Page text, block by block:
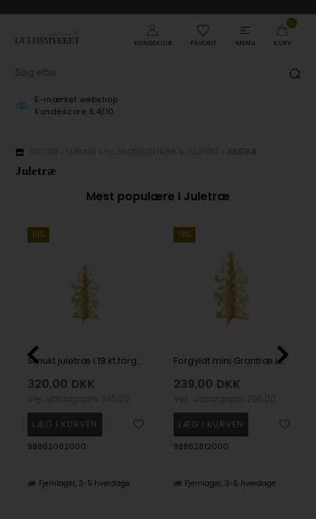
KUNDEKLUB FAVORIT MENU
0
KURV
»JULETRÆ
Juletræ
Mest populære i Juletræ
19%
Smukt juletræ i 18 kt forgyldt messing, Str. M
320,00 DKK
98862062000
Fjernlager, 3-5 hverdage
19%
Forgyldt mini Grantræ i 9 cm
239,00 DKK
98862812000
Fjernlager, 3-5 hverdage